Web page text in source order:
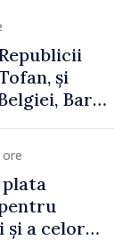
și
Bart
european
plata
și a celor